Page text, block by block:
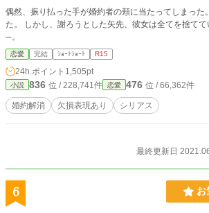
偶然、振り払った手が婚約者の頬に当たってしまった
た。 しかし、謝ろうとした矢先、彼女は全てを捨て
─。
恋愛 完結 ｼｮｰﾄｼｮｰﾄ R15
24h.ポイント 1,505pt
小説 836 位 / 228,741件 恋愛 476 位 / 66,362件
婚約解消 欠損表現あり シリアス
最終更新日
6 お